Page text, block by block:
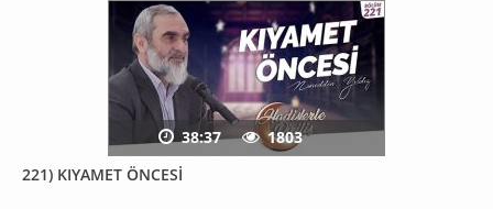
221) KIYAMET ÖNCESİ
38:37 1803